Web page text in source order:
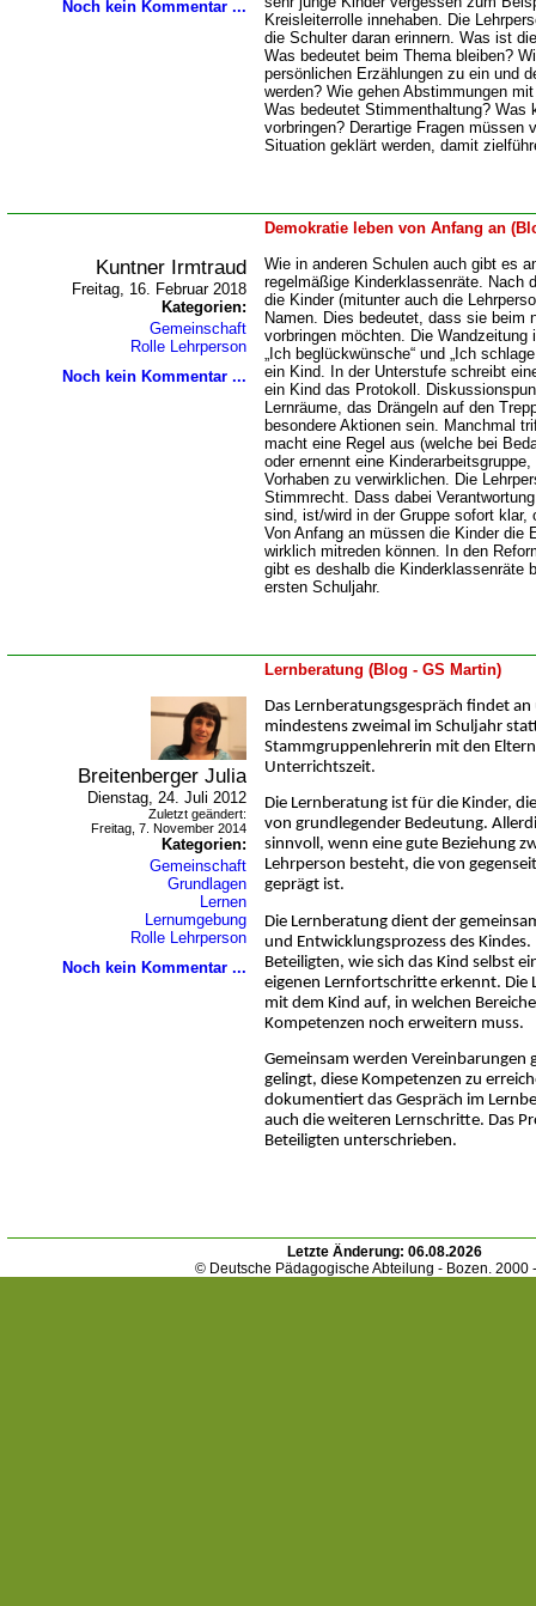
Noch kein Kommentar ...
Kreisleiterrolle innehaben. Die
die Schulter daran erinnern. Was ist
Was bedeutet beim Thema bleiben?
persönlichen Erzählungen zu ein und
werden? Wie gehen Abstimmungen
Was bedeutet Stimmenthaltung? Was
vorbringen? Derartige Fragen müssen
Situation geklärt werden, damit
Demokratie leben von Anfang an
Kuntner Irmtraud
Freitag, 16. Februar 2018
Kategorien:
Gemeinschaft
Rolle Lehrperson
Noch kein Kommentar ...
Wie in anderen Schulen auch gibt es
regelmäßige Kinderklassenräte. Nach
die Kinder (mitunter auch die
Namen. Dies bedeutet, dass sie beim
vorbringen möchten. Die Wandzeitung
Ich beglückwünsche“ und „Ich
ein Kind. In der Unterstufe schreibt
ein Kind das Protokoll.
Lernräume, das Drängeln auf den
besondere Aktionen sein. Manchmal
macht eine Regel aus (welche bei
oder ernennt eine
Vorhaben zu verwirklichen. Die
Stimmrecht. Dass dabei
sind, ist/wird in der Gruppe sofort klar,
Von Anfang an müssen die Kinder die
wirklich mitreden können. In den
gibt es deshalb die Kinderklassenräte
ersten Schuljahr.
Lernberatung (Blog - GS Martin)
Breitenberger Julia
Dienstag, 24. Juli 2012
Zuletzt geändert:
Freitag, 7. November 2014
Kategorien:
Gemeinschaft
Grundlagen
Lernen
Lernumgebung
Rolle Lehrperson
Noch kein Kommentar ...
Das Lernberatungsgespräch findet
mindestens zweimal im Schuljahr
Stammgruppenlehrerin mit den
Unterrichtszeit.
Die Lernberatung ist für die Kinder,
von grundlegender Bedeutung.
sinnvoll, wenn eine gute Beziehung
Lehrperson besteht, die von
geprägt ist.
Die Lernberatung dient der
und Entwicklungsprozess des Kindes.
Beteiligten, wie sich das Kind selbst
eigenen Lernfortschritte erkennt. Die
mit dem Kind auf, in welchen
Kompetenzen noch erweitern muss.
Gemeinsam werden Vereinbarungen
gelingt, diese Kompetenzen zu
dokumentiert das Gespräch im
auch die weiteren Lernschritte. Das
Beteiligten unterschrieben.
Letzte Änderung: 06.08.2026
© Deutsche Pädagogische Abteilung - Bozen. 2000